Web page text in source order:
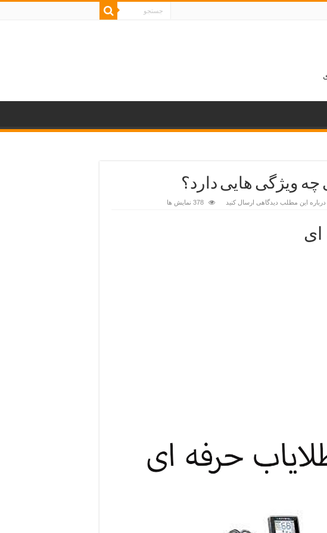
ویژگی هایی دارد؟
درباره این مطلب دیدگاهی ارسال کنید 378 نمایش ها
ای